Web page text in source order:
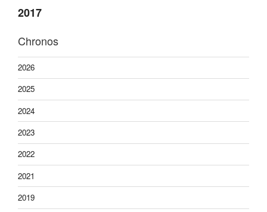
2017
Chronos
2026
2025
2024
2023
2022
2021
2019